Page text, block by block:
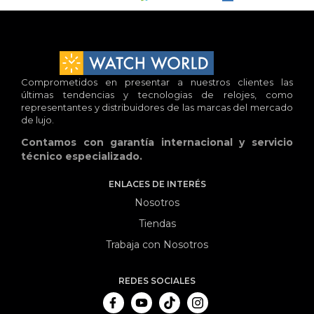
Comprometidos en presentar a nuestros clientes las
últimas tendencias y tecnologias de relojes, como
representantes y distribuidores de las marcas del mercado
de lujo.
Contamos con garantía internacional y servicio
técnico especializado.
ENLACES DE INTERÉS
Nosotros
Tiendas
Trabaja con Nosotros
REDES SOCIALES